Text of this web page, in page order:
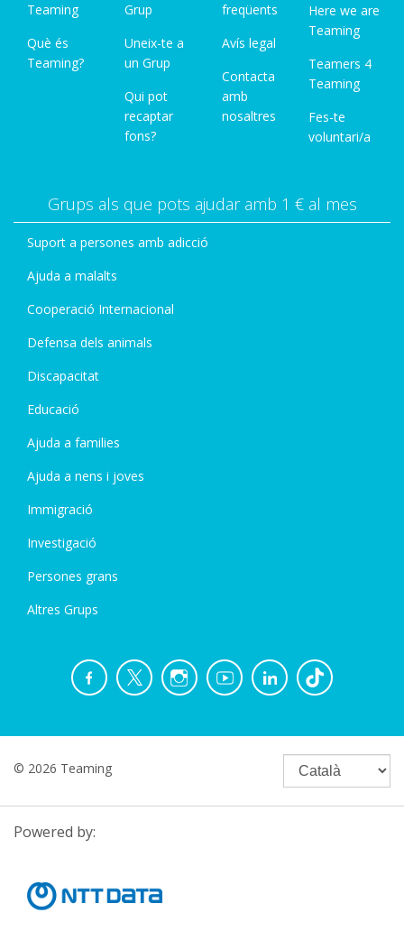
Teaming
Què és
Teaming?
Grup
Uneix-te a
un Grup
Qui pot
recaptar
fons?
freqüents
Avís legal
Contacta
amb
nosaltres
Here we are
Teaming
Teamers 4
Teaming
Fes-te
voluntari/a
Grups als que pots ajudar amb 1 € al mes
Suport a persones amb adicció
Ajuda a malalts
Cooperació Internacional
Defensa dels animals
Discapacitat
Educació
Ajuda a families
Ajuda a nens i joves
Immigració
Investigació
Persones grans
Altres Grups
© 2026 Teaming
Powered by: